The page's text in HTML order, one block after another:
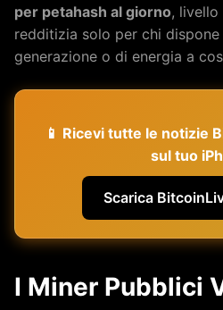
per petahash al giorno, livello
redditizia solo per chi
generazione o di energia a
📱 Ricevi tutte le notizie
sul tuo
Scarica
I Miner Pubblici